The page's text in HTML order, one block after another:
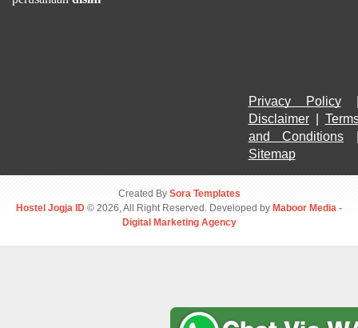
Privacy Policy
Disclaimer |
and Conditions
Sitemap
Created By Sora Templates
Hostel Jogja ID © 2026, All Right Reserved. Developed by Maboor Media -
Digital Marketing Agency